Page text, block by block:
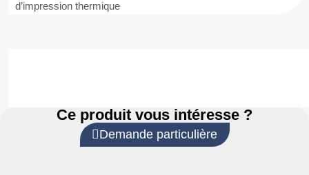
d’impression thermique
Ce produit vous intéresse ?
Demande particulière